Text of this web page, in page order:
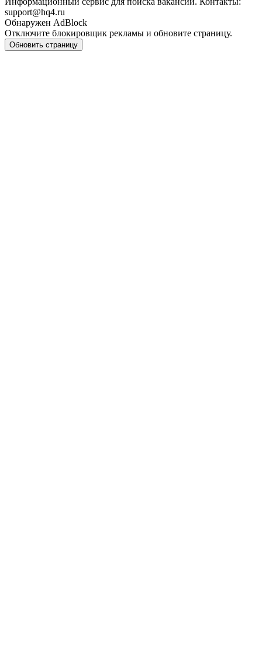
support@hq4.ru
Обнаружен AdBlock
Отключите блокировщик рекламы и обновите страницу.
Обновить страницу